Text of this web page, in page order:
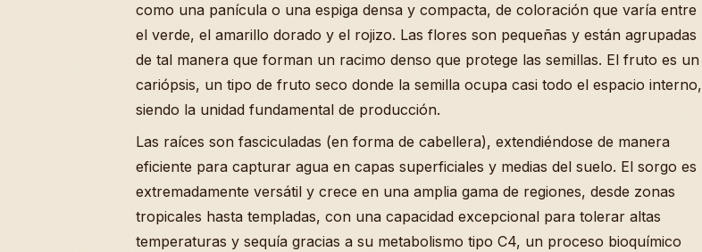
como una panícula o una espiga densa y compacta, de coloración que varía entre
el verde, el amarillo dorado y el rojizo. Las flores son pequeñas y están agrupadas
de tal manera que forman un racimo denso que protege las semillas. El fruto es un
cariópsis, un tipo de fruto seco donde la semilla ocupa casi todo el espacio interno,
siendo la unidad fundamental de producción.
Las raíces son fasciculadas (en forma de cabellera), extendiéndose de manera
eficiente para capturar agua en capas superficiales y medias del suelo. El sorgo es
extremadamente versátil y crece en una amplia gama de regiones, desde zonas
tropicales hasta templadas, con una capacidad excepcional para tolerar altas
temperaturas y sequía gracias a su metabolismo tipo C4, un proceso bioquímico